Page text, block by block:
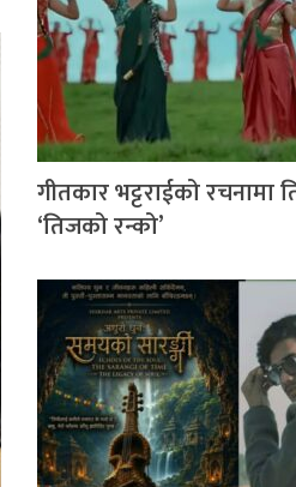
गीतकार भट्टराईको रचनामा
‘तिजको रन्को’